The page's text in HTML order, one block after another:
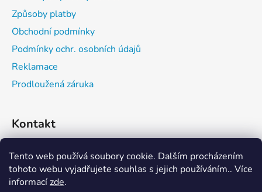
Tento web používá soubory cookie. Dalším procházením
tohoto webu vyjadřujete souhlas s jejich používáním.. Více
informacízde.
Způsoby platby
Obchodní podmínky
Podmínky ochr. osobních údajů
Reklamace
Prodloužená záruka
Kontakt
expedice@vitalwell.cz
608742111